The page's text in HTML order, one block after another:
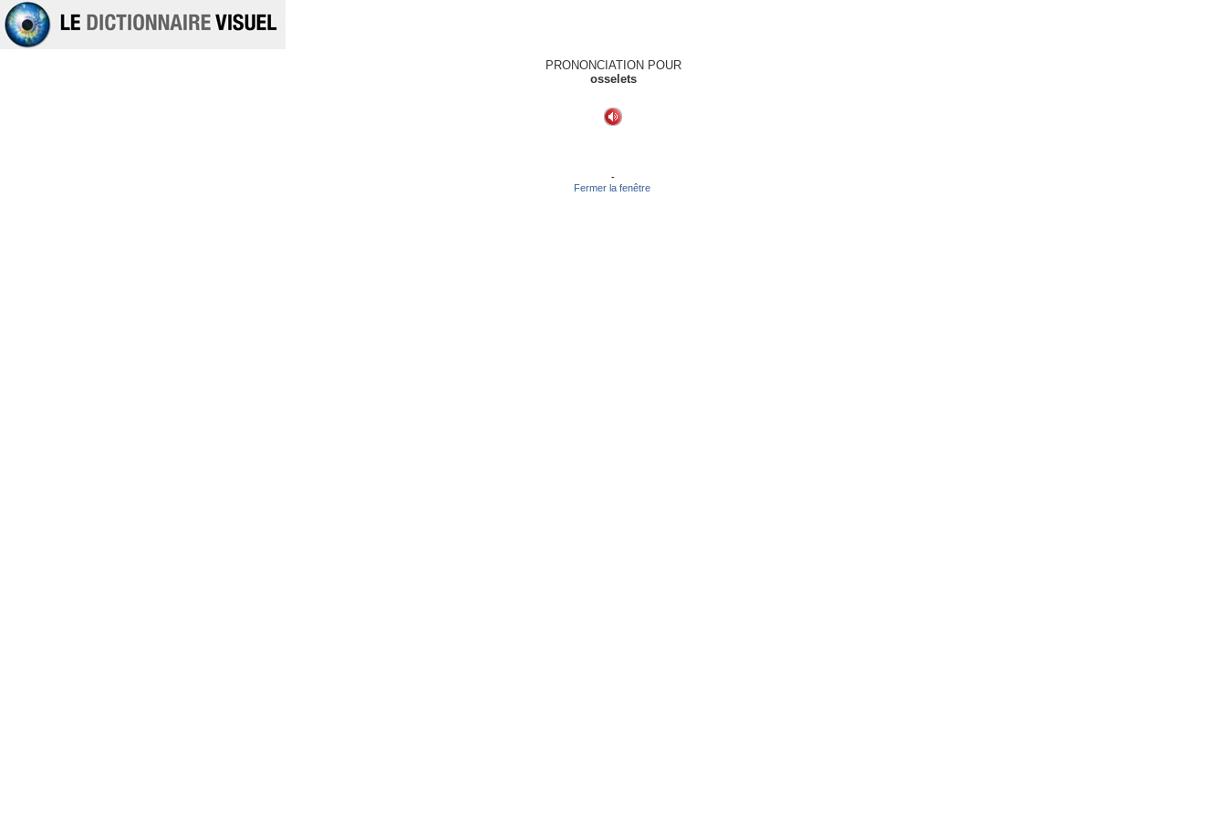
PRONONCIATION POUR
osselets
-
Fermer la fenêtre